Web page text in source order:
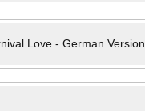
Love - German Version